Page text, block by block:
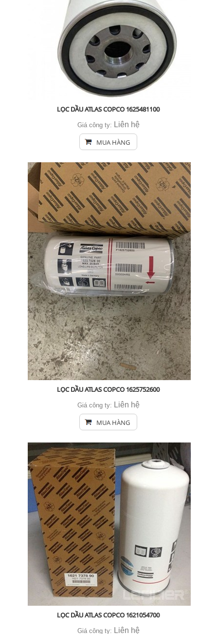
LỌC DẦU ATLAS COPCO 1625481100
Giá công ty: Liên hệ
MUA HÀNG
LỌC DẦU ATLAS COPCO 1625752600
Giá công ty: Liên hệ
MUA HÀNG
LỌC DẦU ATLAS COPCO 1621054700
Giá công ty: Liên hệ